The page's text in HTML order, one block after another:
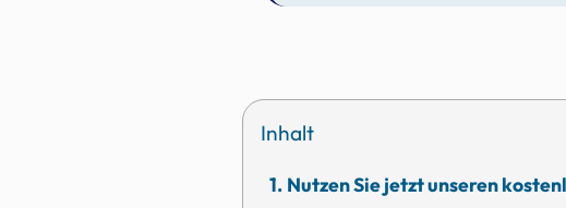
Inhalt
Nutzen Sie jetzt unseren